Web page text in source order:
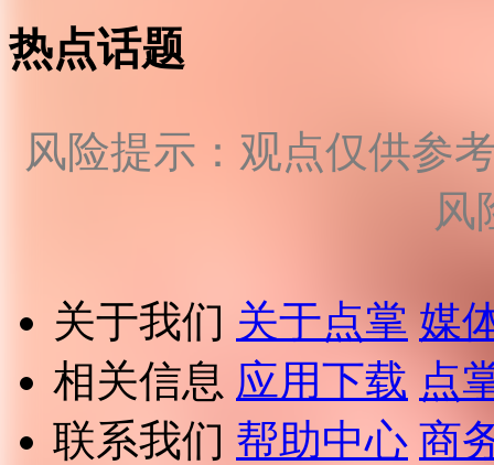
热点话题
风险提示：观点仅供参
风
关于我们 关于点掌 媒
相关信息 应用下载 点
联系我们 帮助中心 商